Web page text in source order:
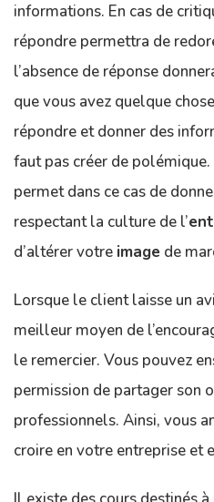
informations. En cas de
répondre permettra de
l’absence de réponse
que vous avez quelque
répondre et donner des
faut pas créer de polémique.
permet dans ce cas de
respectant la culture de l’
d’altérer votre image de
Lorsque le client laisse un
meilleur moyen de
le remercier. Vous pouvez
permission de partager son
professionnels. Ainsi, vous
croire en votre entreprise et